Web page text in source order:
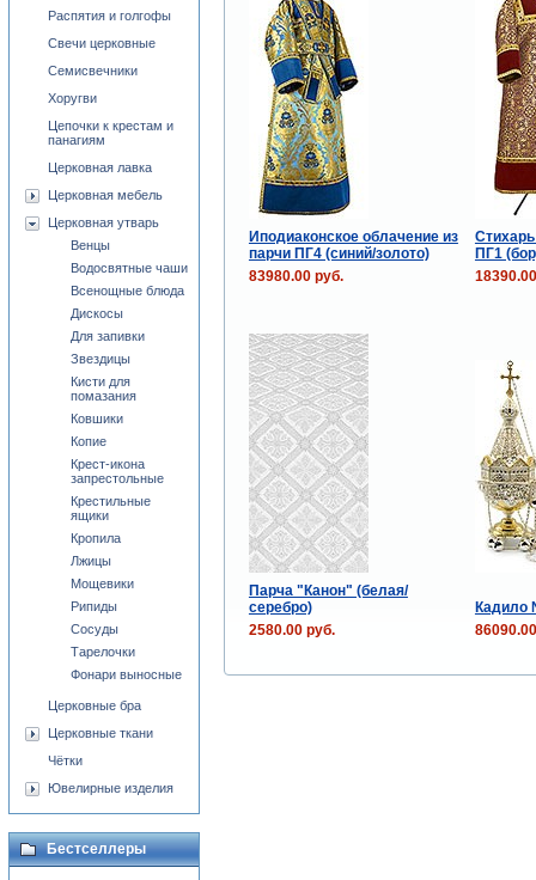
Иподиаконское облачение из
парчи ПГ4 (синий/золото)
ПГ1
83980.00 руб.
Парча "Канон" (белая/
серебро)
Кадило
2580.00 руб.
Распятия и голгофы
Свечи церковные
Семисвечники
Хоругви
Цепочки к крестам и
панагиям
Церковная лавка
Церковная мебель
Церковная утварь
Венцы
Водосвятные чаши
Всенощные блюда
Дискосы
Для запивки
Звездицы
Кисти для
помазания
Ковшики
Копие
Крест-икона
запрестольные
Крестильные
ящики
Кропила
Лжицы
Мощевики
Рипиды
Сосуды
Тарелочки
Фонари выносные
Церковные бра
Церковные ткани
Чётки
Ювелирные изделия
Бестселлеры